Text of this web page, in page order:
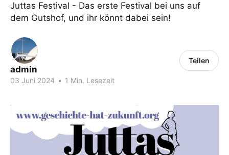
Juttas Festival - Das erste Festival bei uns auf
dem Gutshof, und ihr könnt dabei sein!
admin
03 Juni 2024 • 1 Min. Lesezeit
Teilen